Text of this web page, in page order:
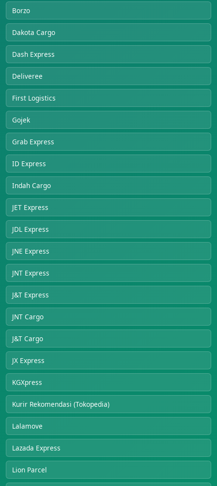
Borzo
Dakota Cargo
Dash Express
Deliveree
First Logistics
Gojek
Grab Express
ID Express
Indah Cargo
JET Express
JDL Express
JNE Express
JNT Express
J&T Express
JNT Cargo
J&T Cargo
JX Express
KGXpress
Kurir Rekomendasi (Tokopedia)
Lalamove
Lazada Express
Lion Parcel